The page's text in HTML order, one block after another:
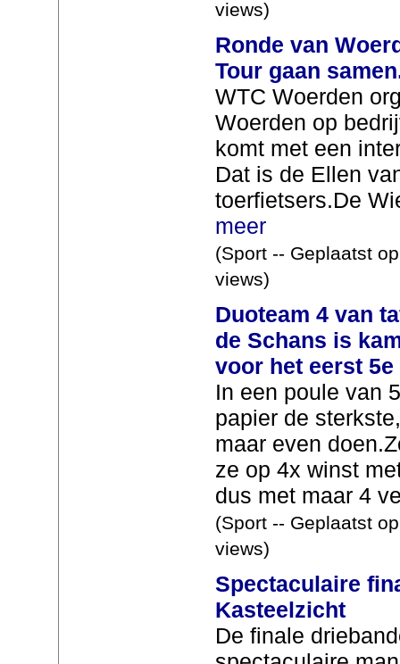
views)
Ronde van
Tour gaan
WTC Woerden
Woerden op
komt met een
Dat is de Ellen
toerfietsers.De
meer
(Sport -- Geplaatst
views)
Duoteam 4 van
de Schans is
voor het eerst
In een poule van
papier de
maar even
ze op 4x winst
dus met maar 4
(Sport -- Geplaatst
views)
Spectaculaire
Kasteelzicht
De finale